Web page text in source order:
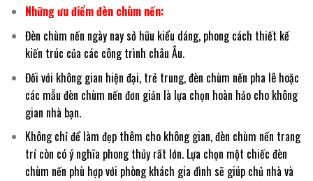
Những ưu điểm đèn chùm nến:
Đèn chùm nến ngày nay sở hữu kiểu dáng, phong cách thiết kế
kiến trúc của các công trình châu Âu.
Đối với không gian hiện đại, trẻ trung, đèn chùm nến pha lê hoặc
các mẫu đèn chùm nến đơn giản là lựa chọn hoàn hảo cho không
gian nhà bạn.
Không chỉ để làm đẹp thêm cho không gian, đèn chùm nến trang
trí còn có ý nghĩa phong thủy rất lớn. Lựa chọn một chiếc đèn
chùm nến phù hợp với phòng khách gia đình sẽ giúp chủ nhà và